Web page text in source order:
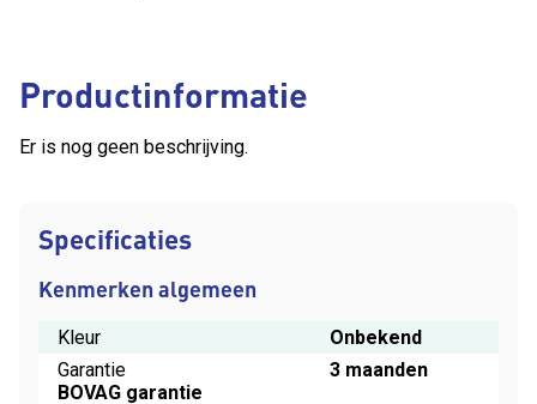
Productinformatie
Er is nog geen beschrijving.
Specificaties
Kenmerken algemeen
Kleur
Onbekend
Garantie
3 maanden
BOVAG garantie